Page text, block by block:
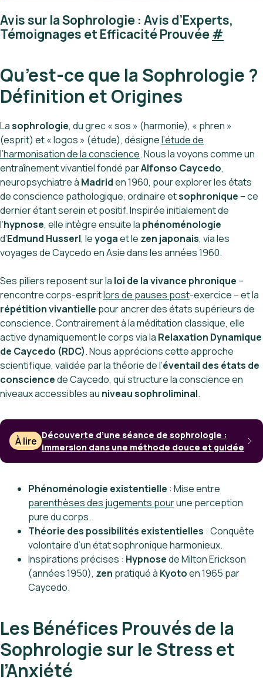
Avis sur la Sophrologie : Avis d’Experts,
Témoignages et Efficacité Prouvée#
Qu’est-ce que la Sophrologie ?
Définition et Origines
Lasophrologie, du grec « sos » (harmonie), « phren »
(esprit) et « logos » (étude), désignel’étude de
l’harmonisation de la conscience. Nous la voyons comme un
entraînement vivantiel fondé parAlfonso Caycedo,
neuropsychiatre à Madriden 1960, pour explorer les états
de conscience pathologique, ordinaire etsophronique – ce
dernier étant serein et positif. Inspirée initialement de
l’hypnose, elle intègre ensuite la phénoménologie
d’Edmund Husserl, leyogaet le zen japonais, via les
voyages de Caycedo en Asie dans les années 1960.
Ses piliers reposent sur la loi de la vivance phronique –
rencontre corps-espritlors de pauses post-exercice – et la
répétition vivantielle pour ancrer des états supérieurs de
conscience. Contrairement à la méditation classique, elle
active dynamiquement le corps via la Relaxation Dynamique
de Caycedo (RDC). Nous apprécions cette approche
scientifique, validée par la théorie de l’éventail des états de
consciencede Caycedo, qui structure la conscience en
niveaux accessibles au niveau sophroliminal.
À lire Découverte d’une séance de sophrologie :
immersion dans une méthode douce et guidée
Phénoménologie existentielle : Mise entre
parenthèses des jugements pourune perception
pure du corps.
Théorie des possibilités existentielles : Conquête
volontaire d’un état sophronique harmonieux.
Inspirations précises : Hypnosede Milton Erickson
(années 1950), zen pratiqué à Kyotoen 1965 par
Caycedo.
Les Bénéfices Prouvés de la
Sophrologie sur le Stress et
l’Anxiété